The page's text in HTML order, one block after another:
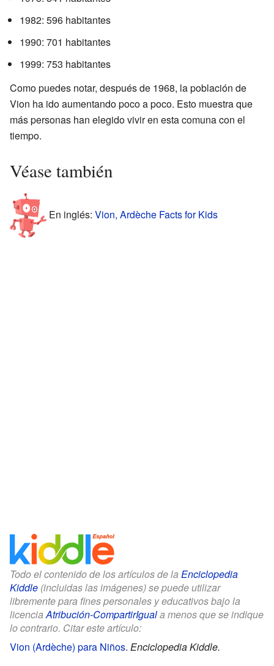
1982: 596 habitantes
1990: 701 habitantes
1999: 753 habitantes
Como puedes notar, después de 1968, la población de
Vion ha ido aumentando poco a poco. Esto muestra que
más personas han elegido vivir en esta comuna con el
tiempo.
Véase también
En inglés: Vion, Ardèche Facts for Kids
Todo el contenido de los artículos de la Enciclopedia
Kiddle (incluidas las imágenes) se puede utilizar
libremente para fines personales y educativos bajo la
licenciaAtribución-CompartirIguala menos que se indique
lo contrario. Citar este artículo:
Vion (Ardèche) para Niños. Enciclopedia Kiddle.